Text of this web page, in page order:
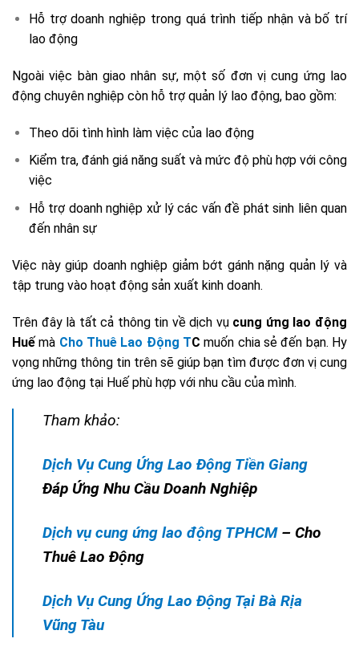
Hỗ trợ doanh nghiệp trong quá trình tiếp nhận và bố trí
lao động
Ngoài việc bàn giao nhân sự, một số đơn vị cung ứng lao
động chuyên nghiệp còn hỗ trợ quản lý lao động, bao gồm:
Theo dõi tình hình làm việc của lao động
Kiểm tra, đánh giá năng suất và mức độ phù hợp với công
việc
Hỗ trợ doanh nghiệp xử lý các vấn đề phát sinh liên quan
đến nhân sự
Việc này giúp doanh nghiệp giảm bớt gánh nặng quản lý và
tập trung vào hoạt động sản xuất kinh doanh.
Trên đây là tất cả thông tin về dịch vụ cung ứng lao động
Huế mà Cho Thuê Lao Động TC muốn chia sẻ đến bạn. Hy
vọng những thông tin trên sẽ giúp bạn tìm được đơn vị cung
ứng lao động tại Huế phù hợp với nhu cầu của mình.
Tham khảo:
Dịch Vụ Cung Ứng Lao Động Tiền Giang
Đáp Ứng Nhu Cầu Doanh Nghiệp
Dịch vụ cung ứng lao động TPHCM– Cho
Thuê Lao Động
Dịch Vụ Cung Ứng Lao Động Tại Bà Rịa
Vũng Tàu